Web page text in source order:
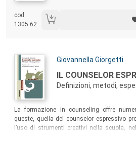
cod.
1305.62
Autori:
Giovannella Giorgetti
Titolo:
IL COUNSELOR
Definizioni, metodi,
Sommario:
La formazione in counseling offre
queste, quella del counselor espressivo
l’uso di strumenti creativi nella scuola,
nella riabilitazione e nel vasto